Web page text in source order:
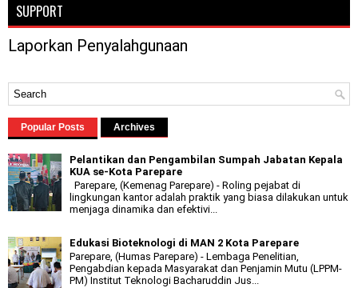
SUPPORT
Laporkan Penyalahgunaan
Popular Posts Archives
Pelantikan dan Pengambilan Sumpah Jabatan Kepala
KUA se-Kota Parepare
Parepare, (Kemenag Parepare) - Roling pejabat di
lingkungan kantor adalah praktik yang biasa dilakukan untuk
menjaga dinamika dan efektivi...
Edukasi Bioteknologi di MAN 2 Kota Parepare
Parepare, (Humas Parepare) - Lembaga Penelitian,
Pengabdian kepada Masyarakat dan Penjamin Mutu (LPPM-
PM) Institut Teknologi Bacharuddin Jus...